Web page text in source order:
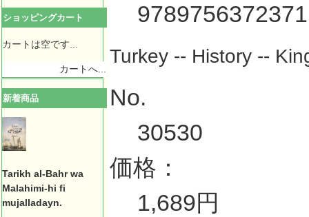
ショッピングカート
カートは空です...
カートへ...
新着商品
Tarikh al-Bahr wa
Malahimi-hi fi
mujalladayn.
9789756372371
Turkey -- History --
No.
30530
価格：
1,689円